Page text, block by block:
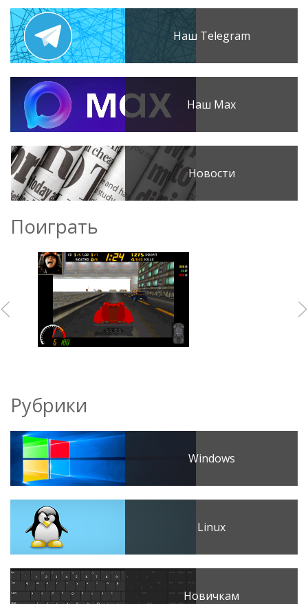
Наш Telegram
Наш Max
Новости
Поиграть
Рубрики
Windows
Linux
Новичкам